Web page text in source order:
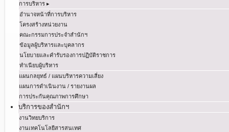
การบริหาร ▸
อำนาจหน้าที่การบริหาร
โครงสร้างหน่วยงาน
คณะกรรมการประจำสำนักฯ
ข้อมูลผู้บริหารและบุคลากร
นโยบายและคำรับรองการปฏิบัติราชการ
ทำเนียบผู้บริหาร
แผนกลยุทธ์ / แผนบริหารความเสี่ยง
แผนการดำเนินงาน / รายงานผล
การประกันคุณภาพการศึกษา
บริการของสำนักฯ
งานวิทยบริการ
งานเทคโนโลยีสารสนเทศ